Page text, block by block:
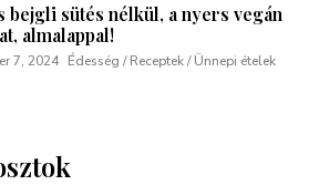
bejgli sütés nélkül, a nyers vegán
almalappal!
7, 2024 Édesség / Receptek / Ünnepi ételek